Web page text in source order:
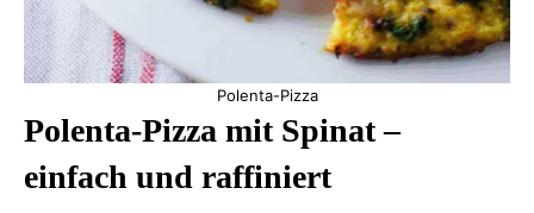
Polenta-Pizza
Polenta-Pizza mit Spinat –
einfach und raffiniert